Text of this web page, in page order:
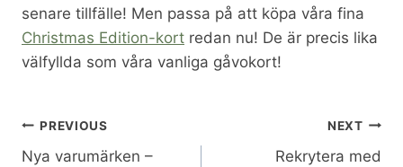
senare tillfälle! Men passa på att köpa våra fina
Christmas Edition-kort redan nu! De är precis lika
välfyllda som våra vanliga gåvokort!
Inläggsnavigering
PREVIOUS
Nya varumärken –
NEXT
Rekrytera med